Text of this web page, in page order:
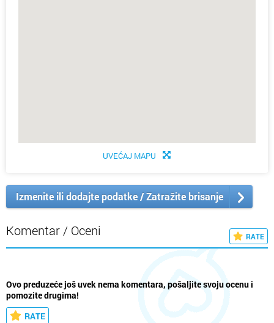
UVEĆAJ MAPU
Izmenite ili dodajte podatke / Zatražite brisanje
Komentar / Oceni RATE
Ovo preduzeće još uvek nema komentara, pošaljite svoju ocenu i
pomozite drugima!
RATE